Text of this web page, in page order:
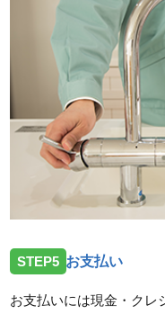
STEP5 お支払い
お支払いには現金・クレ